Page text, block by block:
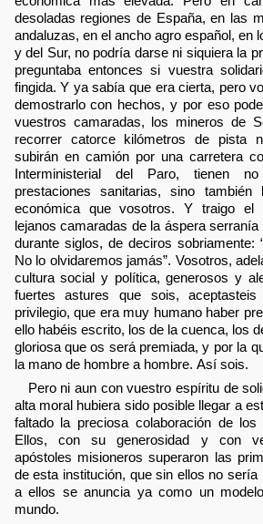
desoladas regiones de España, en las
andaluzas, en el ancho agro español, en
y del Sur, no podría darse ni siquiera la
preguntaba entonces si vuestra
fingida. Y ya sabía que era cierta, pero
demostrarlo con hechos, y por eso
vuestros camaradas, los mineros de
recorrer catorce kilómetros de pista
subirán en camión por una carretera
Interministerial del Paro, tienen
prestaciones sanitarias, sino
económica que vosotros. Y traigo el
lejanos camaradas de la áspera
durante siglos, de deciros sobriamente:
No lo olvidaremos jamás”. Vosotros,
cultura social y política, generosos y
fuertes astures que sois,
privilegio, que era muy humano haber
ello habéis escrito, los de la cuenca, los
gloriosa que os será premiada, y por la
la mano de hombre a hombre. Así sois.
Pero ni aun con vuestro espíritu de
alta moral hubiera sido posible llegar a
faltado la preciosa colaboración de
Ellos, con su generosidad y con
apóstoles misioneros superaron las
de esta institución, que sin ellos no
a ellos se anuncia ya como un
mundo.